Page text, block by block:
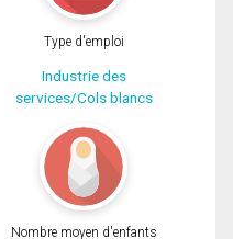
Type d'emploi
Industrie des
services/Cols blancs
Nombre moyen d'enfants